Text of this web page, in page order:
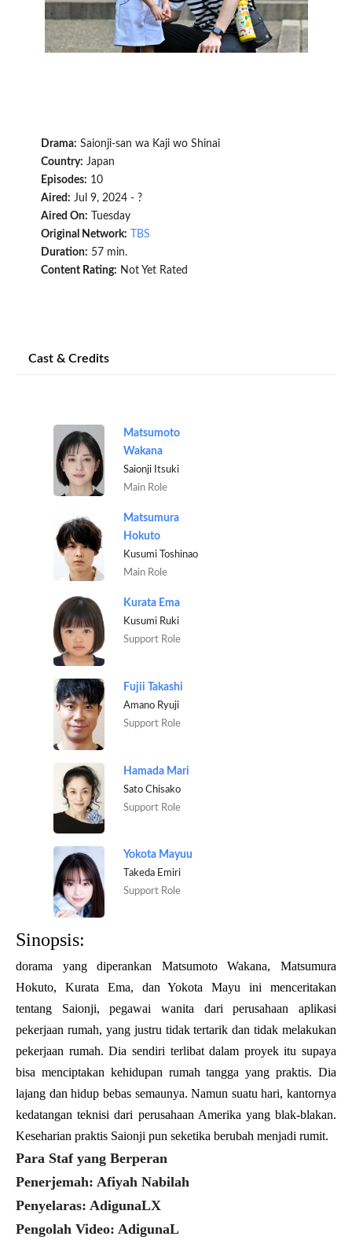
Drama: Saionji-san wa Kaji wo Shinai
Country: Japan
Episodes: 10
Aired: Jul 9, 2024 - ?
Aired On: Tuesday
Original Network:
TBS
Duration: 57 min.
Content Rating: Not Yet Rated
Cast & Credits
Matsumoto
Wakana
Saionji Itsuki
Main Role
Matsumura
Hokuto
Kusumi Toshinao
Main Role
Kurata Ema
Kusumi Ruki
Support Role
Fujii Takashi
Amano Ryuji
Support Role
Hamada Mari
Sato Chisako
Support Role
Yokota Mayuu
Takeda Emiri
Support Role
Sinopsis:
dorama yang diperankan Matsumoto Wakana, Matsumura
Hokuto, Kurata Ema, dan Yokota Mayu ini menceritakan
tentang Saionji, pegawai wanita dari perusahaan aplikasi
pekerjaan rumah, yang justru tidak tertarik dan tidak melakukan
pekerjaan rumah. Dia sendiri terlibat dalam proyek itu supaya
bisa menciptakan kehidupan rumah tangga yang praktis. Dia
lajang dan hidup bebas semaunya. Namun suatu hari, kantornya
kedatangan teknisi dari perusahaan Amerika yang blak-blakan.
Keseharian praktis Saionji pun seketika berubah menjadi rumit.
Para Staf yang Berperan
Penerjemah: Afiyah Nabilah
Penyelaras: AdigunaLX
Pengolah Video: AdigunaL